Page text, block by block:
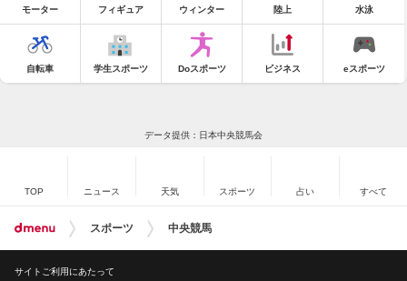
モーター フィギュア ウィンター 陸上 水泳
自転車 学生スポーツ Doスポーツ ビジネス eスポーツ
データ提供：日本中央競馬会
TOP ニュース 天気 スポーツ 占い すべて
スポーツ 中央競馬
サイトご利用にあたって